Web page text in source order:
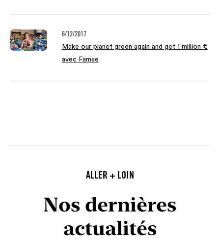
6/12/2017
Make our planet green again and get 1 million €
avec Famae
ALLER + LOIN
Nos dernières
actualités